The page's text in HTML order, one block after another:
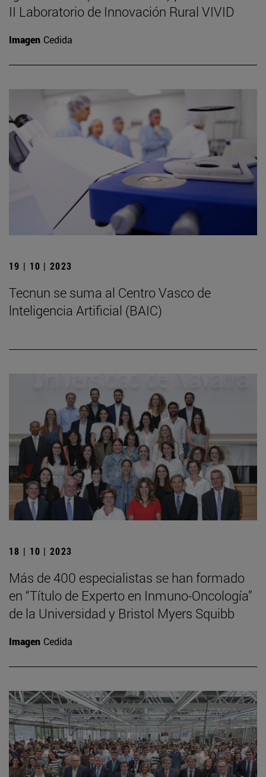
II Laboratorio de Innovación Rural VIVID
Imagen Cedida
19 | 10 | 2023
Tecnun se suma al Centro Vasco de
lnteligencia Artificial (BAIC)
18 | 10 | 2023
Más de 400 especialistas se han formado
en “Título de Experto en Inmuno-Oncología”
de la Universidad y Bristol Myers Squibb
Imagen Cedida